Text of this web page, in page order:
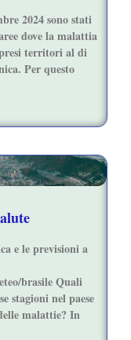
2024 sono stati
dove la malattia
territori al di
Per questo
e le previsioni a
brasile Quali
stagioni nel paese
malattie? In